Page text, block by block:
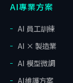
AI專業方案
AI 員工訓練
AI × 製造業
AI 模型微調
AI維護方案